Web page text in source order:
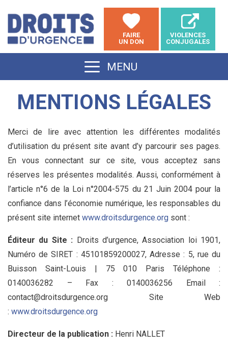
contenu
FAIRE
UN DON
VIOLENCES
CONJUGALES
MENU
MENTIONS LÉGALES
Merci de lire avec attention les différentes modalités
d’utilisation du présent site avant d’y parcourir ses pages.
En vous connectant sur ce site, vous acceptez sans
réserves les présentes modalités. Aussi, conformément à
l’article n°6 de la Loi n°2004-575 du 21 Juin 2004 pour la
confiance dans l’économie numérique, les responsables du
présent site internet www.droitsdurgence.org sont :
Éditeur du Site : Droits d’urgence, Association loi 1901,
Numéro de SIRET : 45101859200027, Adresse : 5, rue du
Buisson Saint-Louis | 75 010 Paris Téléphone :
0140036282 – Fax : 0140036256 Email :
contact@droitsdurgence.org Site Web
: www.droitsdurgence.org
Directeur de la publication : Henri NALLET